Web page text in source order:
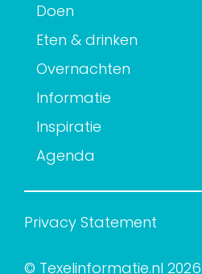
Doen
Eten & drinken
Overnachten
Informatie
Inspiratie
Agenda
Privacy Statement
© Texelinformatie.nl